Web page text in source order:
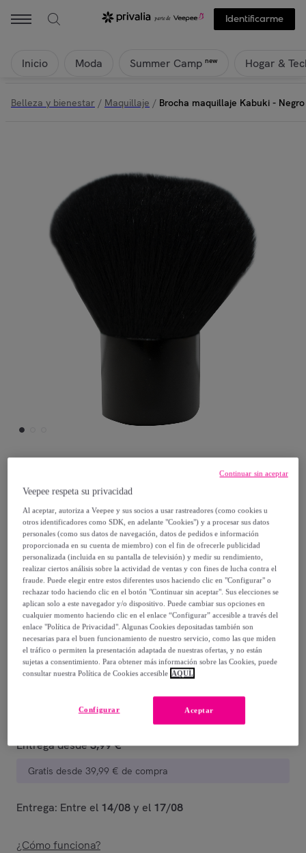
Identificarme
Inicio Moda Summer Camp new Hogar &
Belleza y bienestar / Maquillaje / Brocha maquillaje Kabuki - Negro
ITALIAN DESIGN
Brocha maquillaje Kabuki - Negro
Modelo: Brocha maquillaje Kabuki - Negro
5,99 €
19, €
-69%
Vendido porPostquam Cosmetic
Entrega
Entrega desde3,99 €
Gratis desde 39,99 € de compra
Entrega: Entre el 14/08y el 17/08
¿Cómo funciona?
Veepee respeta su privacidad
Al aceptar, autoriza a Veepee y sus socios a usar rastreadores (como cookies u
otros identificadores como SDK, en adelante "Cookies") y a procesar sus datos
personales (como sus datos de navegación, datos de pedidos e información
proporcionada en su cuenta de miembro) con el fin de ofrecerle publicidad
personalizada (incluida en su pantalla de televisión) y medir su rendimiento,
realizar ciertos análisis sobre la actividad de ventas y con fines de lucha contra el
fraude. Puede elegir entre estos diferentes usos haciendo clic en "Configurar" o
rechazar todo haciendo clic en el botón "Continuar sin aceptar". Sus elecciones se
aplican solo a este navegador y/o dispositivo. Puede cambiar sus opciones en
cualquier momento haciendo clic en el enlace “Configurar” accesible a través del
enlace "Política de Privacidad". Algunas Cookies depositadas también son
necesarias para el buen funcionamiento de nuestro servicio, como las que miden
el tráfico o permiten la presentación adaptada de nuestras ofertas, y no están
sujetas a consentimiento. Para obtener más información sobre las Cookies, puede
consultar nuestra Política de Cookies accesible AQUÍ.
Aceptar
Configurar
Continuar sin aceptar